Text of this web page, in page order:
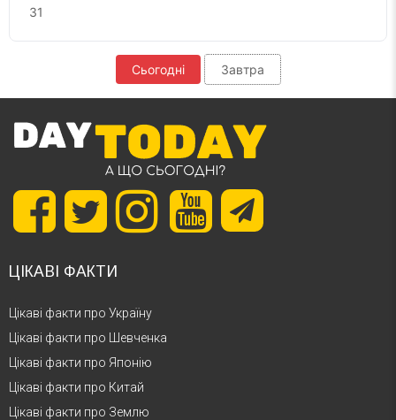
31
Сьогодні Завтра
ЦІКАВІ ФАКТИ
Цікаві факти про Україну
Цікаві факти про Шевченка
Цікаві факти про Японію
Цікаві факти про Китай
Цікаві факти про Землю